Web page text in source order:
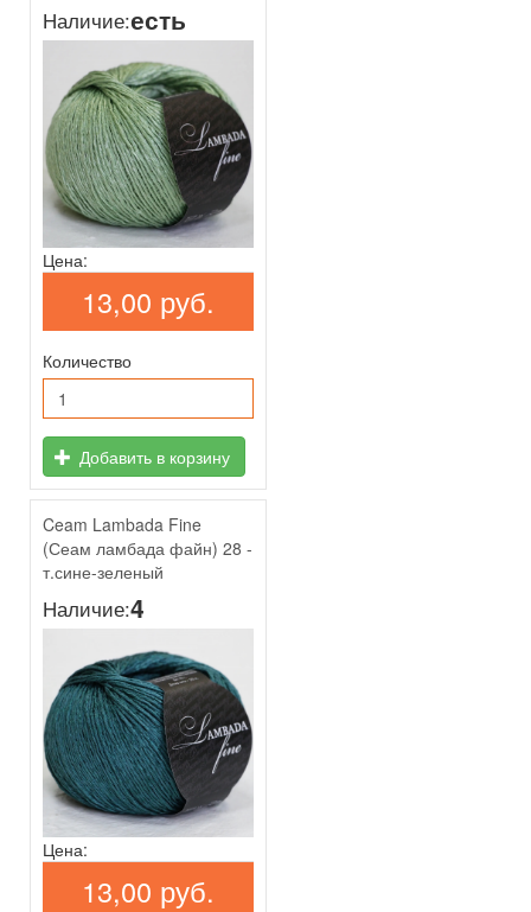
Наличие:есть
Цена:
13,00 руб.
Количество
Добавить в корзину
Ceam Lambada Fine
(Сеам ламбада файн) 28 -
т.сине-зеленый
Наличие:4
Цена:
13,00 руб.